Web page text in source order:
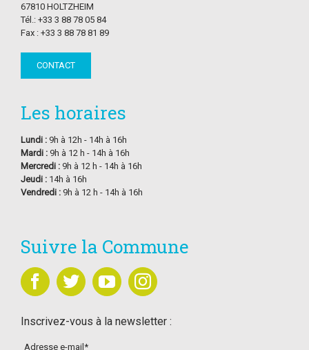
67810 HOLTZHEIM
Tél.: +33 3 88 78 05 84
Fax : +33 3 88 78 81 89
CONTACT
Les horaires
Lundi : 9h à 12h - 14h à 16h
Mardi : 9h à 12 h - 14h à 16h
Mercredi : 9h à 12 h - 14h à 16h
Jeudi : 14h à 16h
Vendredi : 9h à 12 h - 14h à 16h
Suivre la Commune
Inscrivez-vous à la newsletter :
Adresse e-mail*